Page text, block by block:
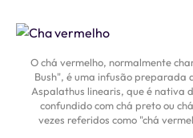
O chá vermelho, normalmente
Bush", é uma infusão
Aspalathus linearis, que é nativa
confundido com chá preto ou
vezes referidos como "chá